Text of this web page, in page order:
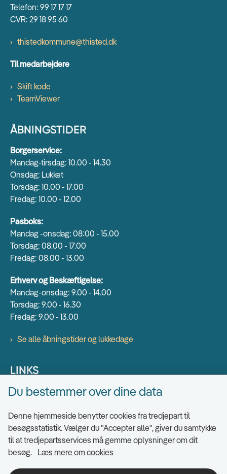
Telefon: 99 17 17 17
CVR: 29 18 95 60
thistedkommune@thisted.dk
Til medarbejdere
Skift kode
TeamViewer
ÅBNINGSTIDER
Borgerservice:
Mandag-tirsdag: 10.00 - 14.30
Onsdag: Lukket
Torsdag: 10.00 - 17.00
Fredag: 10.00 - 12.00
Pasboks:
Mandag -onsdag: 08:00 - 15.00
Torsdag: 08.00 - 17.00
Fredag: 08.00 - 13.00
Erhverv og Beskæftigelse:
Mandag-onsdag: 9.00 - 14.00
Torsdag: 9.00 - 16.30
Fredag: 9.00 - 13.00
Se alle åbningstider og lukkedage
LINKS
Find EAN numre
Tilgængelighedserklæring
Cookies
Ris og ros til hjemmesiden
Du bestemmer over dine data
Denne hjemmeside benytter cookies fra tredjepart til
besøgsstatistik. Vælger du "Accepter alle", giver du samtykke
til at tredjepartsservices må gemme oplysninger om dit
besøg. Læs mere om cookies